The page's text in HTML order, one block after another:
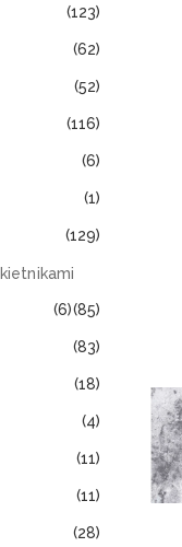
(123)
(62)
(52)
(116)
(6)
(1)
(129)
(85)
(6)
(83)
(18)
(4)
(11)
(11)
(28)